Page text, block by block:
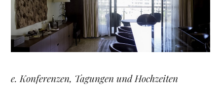
e. Konferenzen, Tagungen und Hochzeiten